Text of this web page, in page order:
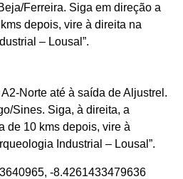
Ferreira. Siga em direção a
depois, vire à direita na
– Lousal”.
Norte até à saída de Aljustrel.
Sines. Siga, à direita, a
de 10 kms depois, vire à
Industrial – Lousal”.
-8.4261433479636